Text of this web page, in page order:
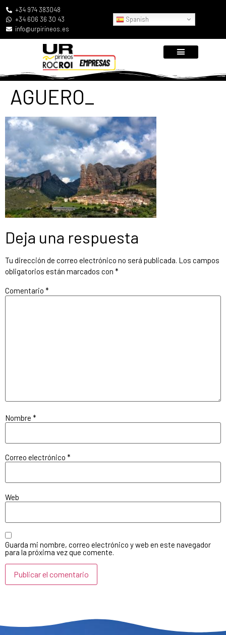
+34 974 383048
+34 606 36 30 43
info@urpirineos.es
Spanish
AGUERO_
Deja una respuesta
Tu dirección de correo electrónico no será publicada. Los campos
obligatorios están marcados con *
Comentario *
Nombre *
Correo electrónico *
Web
Guarda mi nombre, correo electrónico y web en este navegador
para la próxima vez que comente.